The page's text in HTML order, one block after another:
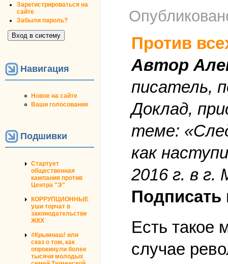
Зарегистрироваться на
сайте
Забыли пароль?
Навигация
Новое на сайте
Ваши голосования
Подшивки
Стартует
общественная
кампания против
Центра "Э"
КОРРУПЦИОННЫЕ
уши торчат в
законодательстве
ЖКХ
#Крымнаш! или
сказ о том, как
опрокинули более
тысячи молодых
Против
Автор
писатель,
Доклад,
теме:
как
2016 г. в г.
Подписать
Есть такое
случае